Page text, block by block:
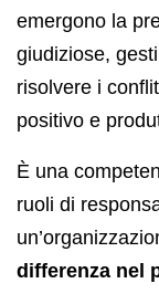
emergono la
giudiziose,
risolvere i
positivo e
È una
ruoli di
differenza nel